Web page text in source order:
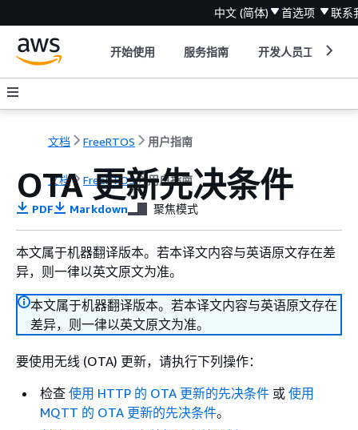
中文 (简体) 首选项 联系
开始使用 服务指南 开发人员工具
文档 FreeRTOS 用户指南
文档 FreeRTOS 用户指南
OTA 更新先决条件
PDF Markdown 聚焦模式
本文属于机器翻译版本。若本译文内容与英语原文存在差
异，则一律以英文原文为准。
本文属于机器翻译版本。若本译文内容与英语原文存在
差异，则一律以英文原文为准。
要使用无线 (OTA) 更新，请执行下列操作：
检查 使用 HTTP 的 OTA 更新的先决条件 或 使用
MQTT 的 OTA 更新的先决条件。